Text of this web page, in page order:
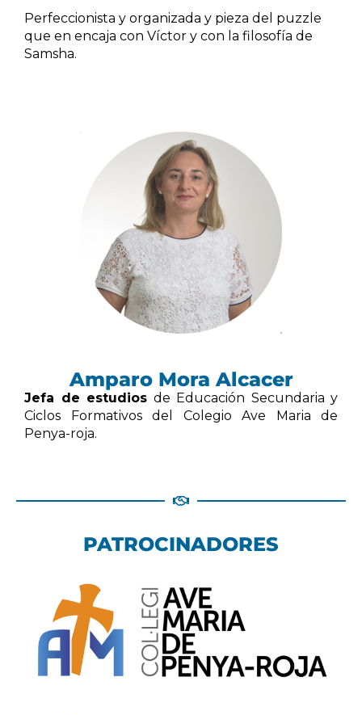
Perfeccionista y organizada y pieza del puzzle
que en encaja con Víctor y con la filosofía de
Samsha.
Amparo Mora Alcacer
Jefa de estudios de Educación Secundaria y
Ciclos Formativos del Colegio Ave Maria de
Penya-roja.
PATROCINADORES